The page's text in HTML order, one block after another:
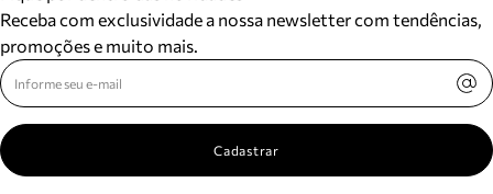
Receba com exclusividade a nossa newsletter com tendências,
promoções e muito mais.
Cadastrar